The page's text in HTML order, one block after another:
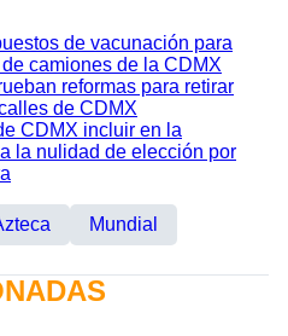
de vacunación para
camiones de la CDMX
reformas para retirar
de CDMX
CDMX incluir en la
la nulidad de elección por
Mundial